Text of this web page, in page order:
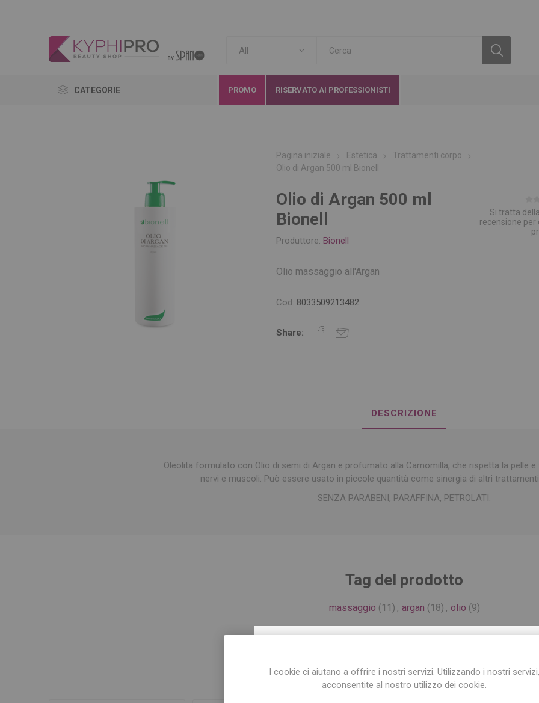
Iscriviti per conoscere le nostre ultime offerte
CATEGORIE PROMO RISERVATO AI PROFESSIONISTI
Pagina iniziale Estetica
Trattamenti corpo
Olio di Argan 500 ml Bionell
Olio di Argan 500 ml
Bionell
Produttore: Bionell
Si tratta
recensione per
Olio massaggio all'Argan
Cod: 8033509213482
Share:
DESCRIZIONE
Oleolita formulato con Olio di semi di Argan e profumato alla Camomilla, che rispetta la pelle
nervi e muscoli. Può essere usato in piccole quantità come sinergia di altri
SENZA PARABENI, PARAFFINA, PETROLATI.
Tag del prodotto
massaggio (11) , argan (18) , olio (9)
Prodotti correlati
I cookie ci aiutano a offrire i nostri servizi. Utilizzando i nostri servizi,
acconsentite al nostro utilizzo dei cookie.